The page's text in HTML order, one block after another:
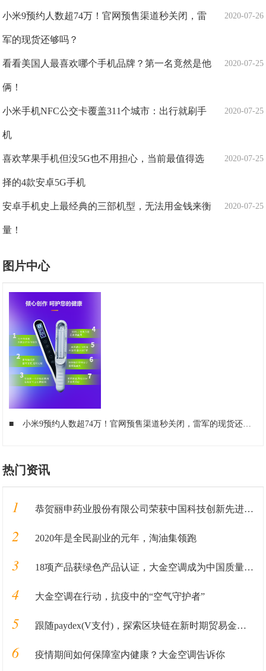
2020-07-26
小米9预约人数超74万！官网预售渠道秒关闭，雷
军的现货还够吗？
2020-07-25
看看美国人最喜欢哪个手机品牌？第一名竟然是他
俩！
2020-07-25
小米手机NFC公交卡覆盖311个城市：出行就刷手
机
2020-07-25
喜欢苹果手机但没5G也不用担心，当前最值得选
择的4款安卓5G手机
2020-07-25
安卓手机史上最经典的三部机型，无法用金钱来衡
量！
图片中心
■ 小米9预约人数超74万！官网预售渠道秒关闭，雷军的现货还够吗？
热门资讯
1 恭贺丽申药业股份有限公司荣获中国科技创新先进单位
2 2020年是全民副业的元年，淘油集领跑
3 18项产品获绿色产品认证，大金空调成为中国质量认证中心“绿色产品首批获证企业”
4 大金空调在行动，抗疫中的“空气守护者”
5 跟随paydex(V支付)，探索区块链在新时期贸易金融业务中的应用
6 疫情期间如何保障室内健康？大金空调告诉你